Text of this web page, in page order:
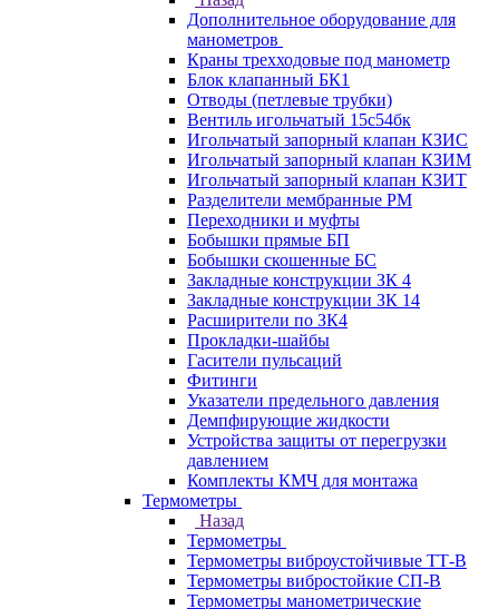
Дополнительное оборудование для
манометров
Краны трехходовые под манометр
Блок клапанный БК1
Отводы (петлевые трубки)
Вентиль игольчатый 15с54бк
Игольчатый запорный клапан КЗИС
Игольчатый запорный клапан КЗИМ
Игольчатый запорный клапан КЗИТ
Разделители мембранные РМ
Переходники и муфты
Бобышки прямые БП
Бобышки скошенные БС
Закладные конструкции ЗК 4
Закладные конструкции ЗК 14
Расширители по ЗК4
Прокладки-шайбы
Гасители пульсаций
Фитинги
Указатели предельного давления
Демпфирующие жидкости
Устройства защиты от перегрузки
давлением
Комплекты КМЧ для монтажа
Термометры
Назад
Термометры
Термометры виброустойчивые ТТ-В
Термометры вибростойкие СП-В
Термометры манометрические